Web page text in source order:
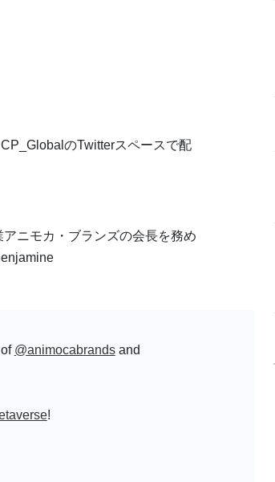
のTwitterスペースで配
ニモカ・ブランズの会長を務め
@animocabrandsand
!